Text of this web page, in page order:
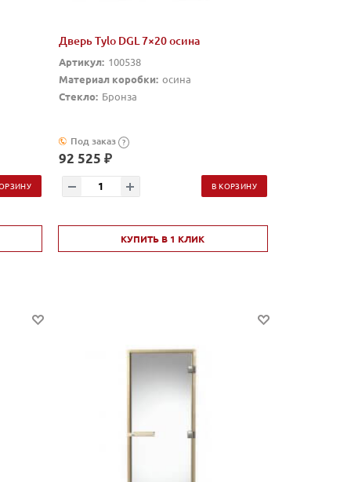
Дверь Tylo DGL 7×20 осина
Артикул: 100538
Материал коробки: осина
Стекло: Бронза
Под заказ ?
92 525 ₽
В КОРЗИНУ
КУПИТЬ В 1 КЛИК